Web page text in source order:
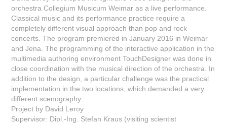
orchestra Collegium Musicum Weimar as a live performance.
Classical music and its performance practice require a
completely different visual approach than pop and rock
concerts. The program premiered in January 2016 in Weimar
and Jena. The programming of the interactive application in the
multimedia authoring environment TouchDesigner was done in
close coordination with the musical direction of the orchestra. In
addition to the design, a particular challenge was the practical
implementation in the two locations, which demanded a very
different scenography.
Project by David Leroy
Supervisor: Dipl.-Ing. Stefan Kraus (visiting scientist